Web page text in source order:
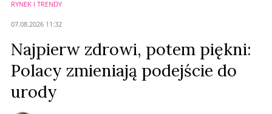
RYNEK I TRENDY
07.08.2026 11:32
Najpierw zdrowi, potem piękni:
Polacy zmieniają podejście do
urody